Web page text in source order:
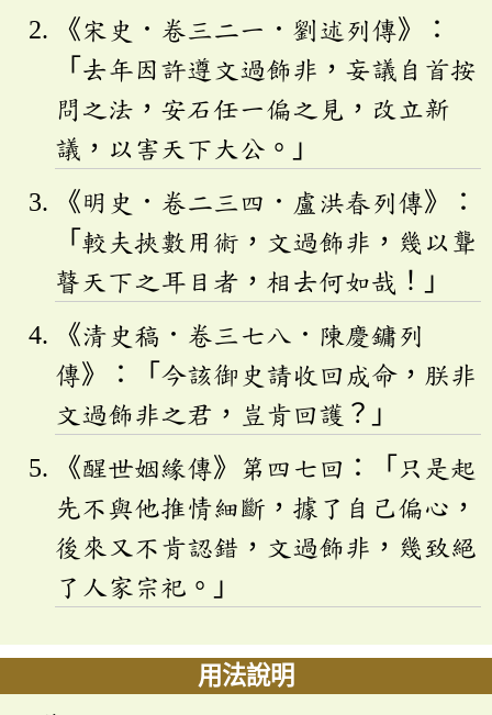
《宋史．卷三二一．劉述列傳》：
「去年因許遵文過飾非，妄議自首按
問之法，安石任一偏之見，改立新
議，以害天下大公。」
《明史．卷二三四．盧洪春列傳》：
「較夫挾數用術，文過飾非，幾以聾
瞽天下之耳目者，相去何如哉！」
《清史稿．卷三七八．陳慶鏞列
傳》：「今該御史請收回成命，朕非
文過飾非之君，豈肯回護？」
《醒世姻緣傳》第四七回：「只是起
先不與他推情細斷，據了自己偏心，
後來又不肯認錯，文過飾非，幾致絕
了人家宗祀。」
用法說明